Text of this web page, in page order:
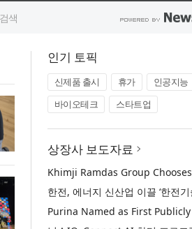
인기 토픽
신제품 출시 휴가
인공지능
바이오테크
스타트업
상장사 보도자료